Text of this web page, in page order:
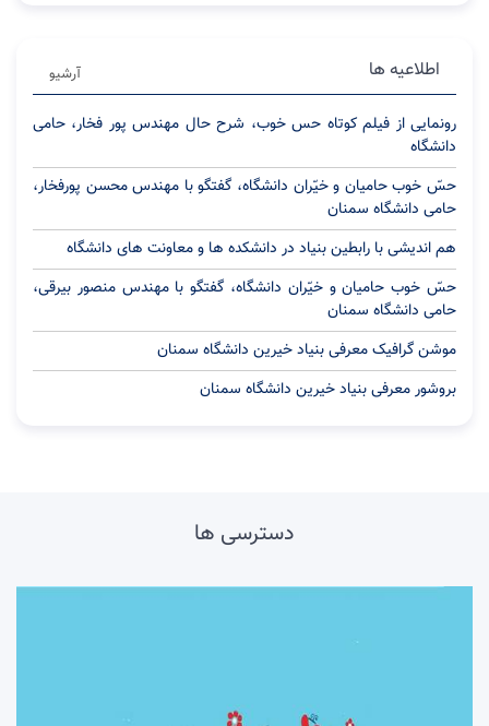
اطلاعیه ها آرشیو
رونمایی از فیلم کوتاه حس خوب، شرح حال مهندس پور فخار، حامی
دانشگاه
حسّ خوب حامیان و خیّران دانشگاه، گفتگو با مهندس محسن پورفخار،
حامی دانشگاه سمنان
هم اندیشی با رابطین بنیاد در دانشکده ها و معاونت های دانشگاه
حسّ خوب حامیان و خیّران دانشگاه، گفتگو با مهندس منصور بیرقی،
حامی دانشگاه سمنان
موشن گرافیک معرفی بنیاد خیرین دانشگاه سمنان
بروشور معرفی بنیاد خیرین دانشگاه سمنان
دسترسی ها